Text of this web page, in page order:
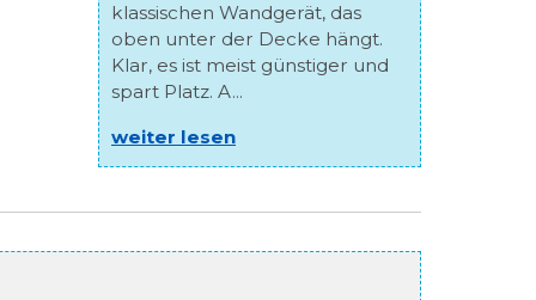
klassischen Wandgerät, das
oben unter der Decke hängt.
Klar, es ist meist günstiger und
spart Platz. A...
weiter lesen